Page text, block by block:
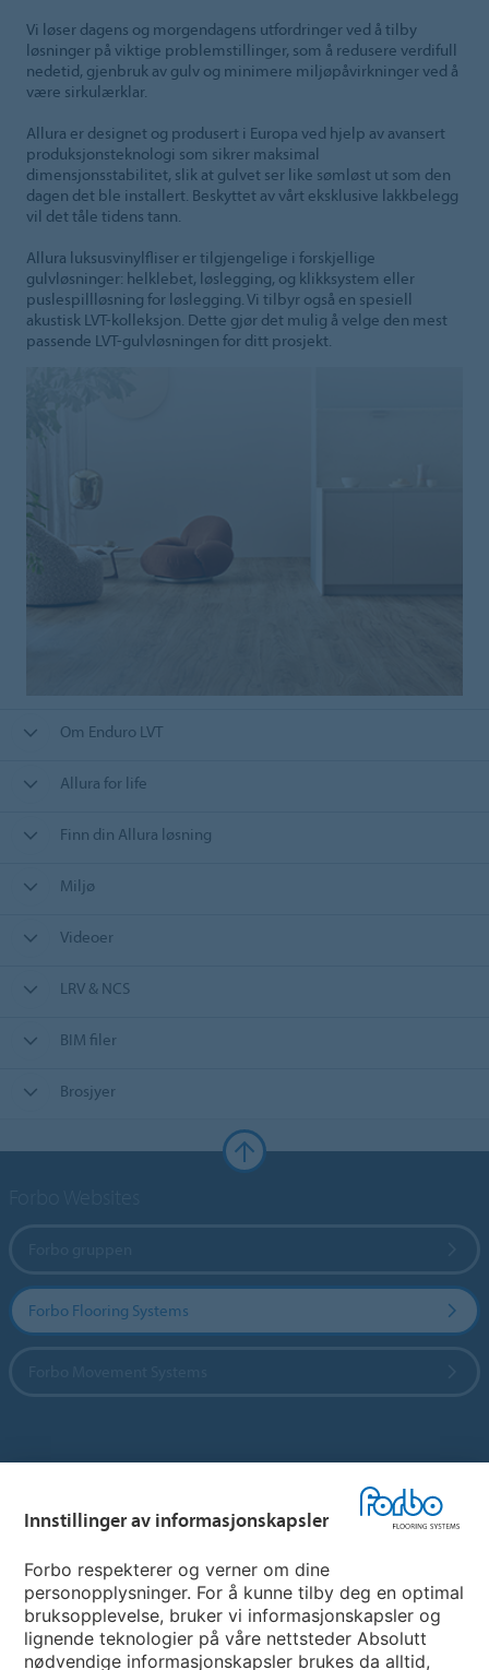
Vi løser dagens og morgendagens utfordringer ved å tilby
løsninger på viktige problemstillinger, som å redusere verdifull
nedetid, gjenbruk av gulv og minimere miljøpåvirkninger ved å
være sirkulærklar.
Allura er designet og produsert i Europa ved hjelp av avansert
produksjonsteknologi som sikrer maksimal
dimensjonsstabilitet, slik at gulvet ser like sømløst ut som den
dagen det ble installert. Beskyttet av vårt eksklusive lakkbelegg
vil det tåle tidens tann.
Allura luksusvinylfliser er tilgjengelige i forskjellige
gulvløsninger: helklebet, løslegging, og klikksystem eller
puslespillløsning for løslegging. Vi tilbyr også en spesiell
akustisk LVT-kolleksjon. Dette gjør det mulig å velge den mest
passende LVT-gulvløsningen for ditt prosjekt.
Om Enduro LVT
Allura for life
Finn din Allura løsning
Miljø
Videoer
LRV & NCS
BIM filer
Brosjyer
Forbo Flooring Systems
Hjemmeside per land
Velg land
My Forbo
INFORMASJON COVID-19
Innstillinger av informasjonskapsler
Forbo respekterer og verner om dine
personopplysninger. For å kunne tilby deg en optimal
bruksopplevelse, bruker vi informasjonskapsler og
lignende teknologier på våre nettsteder Absolutt
nødvendige informasjonskapsler brukes da alltid,